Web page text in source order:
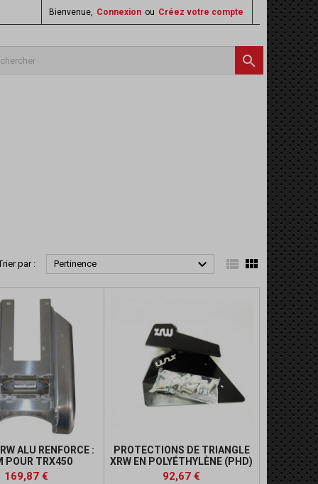
Bienvenue, Connexion ou Créez votre compte

par : Pertinence   
ALU RENFORCE :
POUR TRX450
Prix
169,87 €Prix
PROTECTIONS DE TRIANGLE
XRW EN POLYÉTHYLÈNE (PHD)
: TRX450
Prix
92,67 €